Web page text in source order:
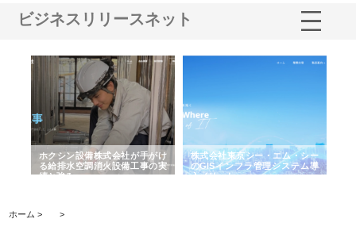
ビジネスリリースネット
ホクシン設備株式会社が手がけ
る給排水空調消火設備工事の実
績と強み
株式会社東京シー・エム・シー
のGISインフラ管理システム導
入メリット
ホーム > >